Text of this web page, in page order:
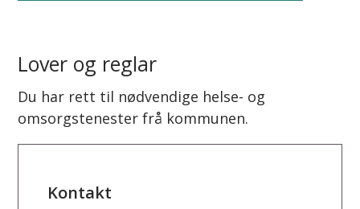
Lover og reglar
Du har rett til nødvendige helse- og
omsorgstenester frå kommunen.
Kontakt